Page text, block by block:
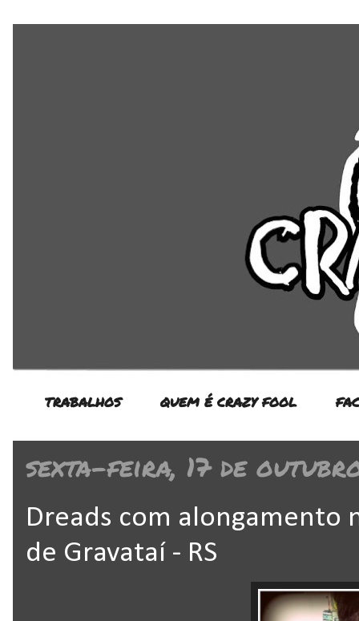
TRABALHOS QUEM É CRAZY FOOL
sexta-feira, 17 de
Dreads com alongamento
de Gravataí - RS